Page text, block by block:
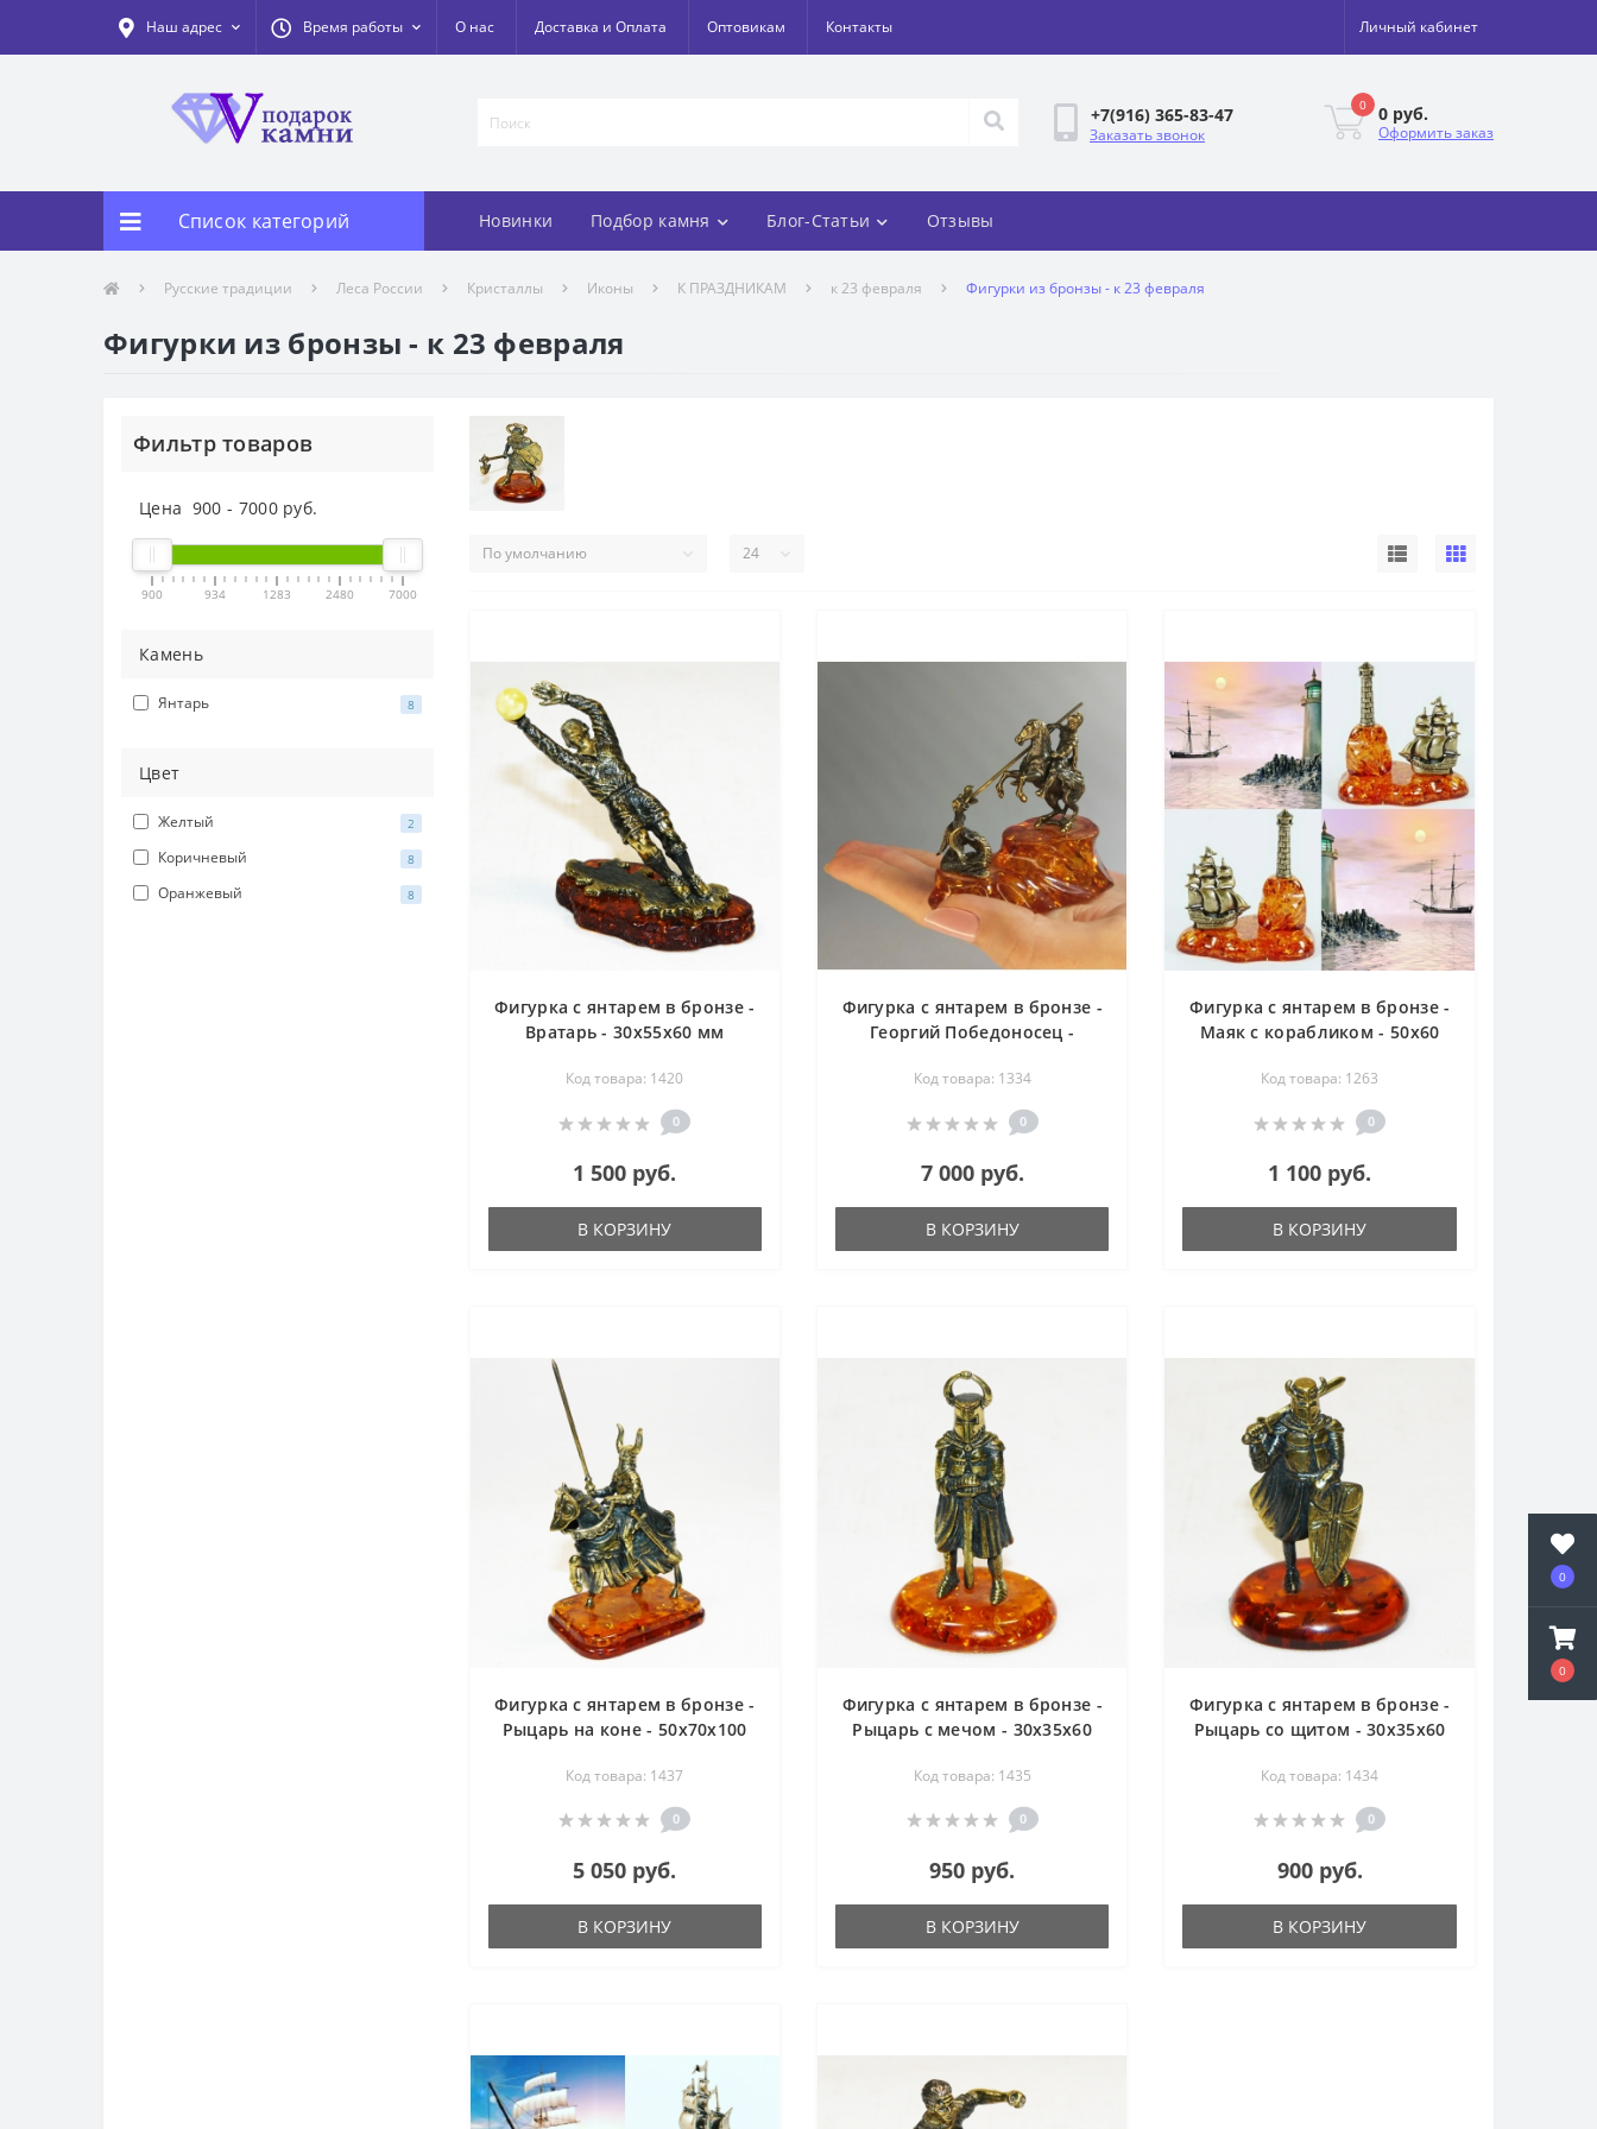
0
0
Наш адрес Время работы О нас Доставка и Оплата Оптовикам Контакты Личный кабинет
+7(916) 365-83-47
Заказать звонок
0 0 руб.
Оформить заказ
Список категорий Новинки Подбор камня Блог-Статьи Отзывы
Русские традиции Леса России Кристаллы Иконы К ПРАЗДНИКАМ к 23 февраля Фигурки из бронзы - к 23 февраля
Фигурки из бронзы - к 23 февраля
Фильтр товаров
Цена 900 - 7000руб.
900 934 1283 2480 7000
Камень
Янтарь 8
Цвет
Желтый 2
Коричневый 8
Оранжевый 8
Фигурка с янтарем в бронзе -
Вратарь - 30х55х60 мм
Код товара: 1420
0
1 500 руб.
В КОРЗИНУ
Фигурка с янтарем в бронзе -
Георгий Победоносец -
Код товара: 1334
0
7 000 руб.
В КОРЗИНУ
Фигурка с янтарем в бронзе -
Маяк с корабликом - 50х60
Код товара: 1263
0
1 100 руб.
В КОРЗИНУ
Фигурка с янтарем в бронзе -
Рыцарь на коне - 50х70х100
Код товара: 1437
0
5 050 руб.
В КОРЗИНУ
Фигурка с янтарем в бронзе -
Рыцарь с мечом - 30х35х60
Код товара: 1435
0
950 руб.
В КОРЗИНУ
Фигурка с янтарем в бронзе -
Рыцарь со щитом - 30х35х60
Код товара: 1434
0
900 руб.
В КОРЗИНУ